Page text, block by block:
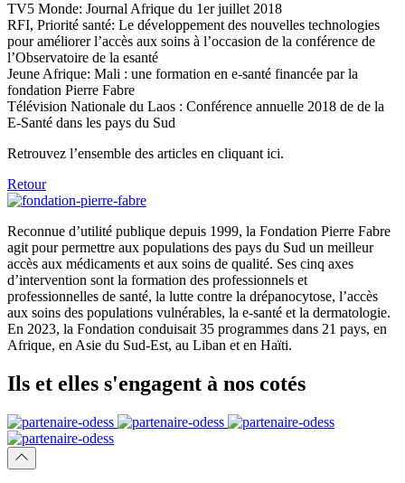
TV5 Monde: Journal Afrique du 1er juillet 2018
RFI, Priorité santé: Le développement des nouvelles technologies
pour améliorer l’accès aux soins à l’occasion de la conférence de
l’Observatoire de la esanté
Jeune Afrique: Mali : une formation en e-santé financée par la
fondation Pierre Fabre
Télévision Nationale du Laos : Conférence annuelle 2018 de de la
E-Santé dans les pays du Sud
Retrouvez l’ensemble des articles en cliquant ici.
Retour
Reconnue d’utilité publique depuis 1999, la Fondation Pierre Fabre
agit pour permettre aux populations des pays du Sud un meilleur
accès aux médicaments et aux soins de qualité. Ses cinq axes
d’intervention sont la formation des professionnels et
professionnelles de santé, la lutte contre la drépanocytose, l’accès
aux soins des populations vulnérables, la e-santé et la dermatologie.
En 2023, la Fondation conduisait 35 programmes dans 21 pays, en
Afrique, en Asie du Sud-Est, au Liban et en Haïti.
Ils et elles s'engagent à nos cotés